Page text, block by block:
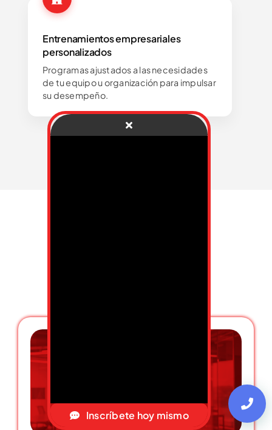
Entrenamientos empresariales
personalizados
Programas ajustados a las necesidades
de tu equipo u organización para impulsar
su desempeño.
Inscríbete hoy mismo